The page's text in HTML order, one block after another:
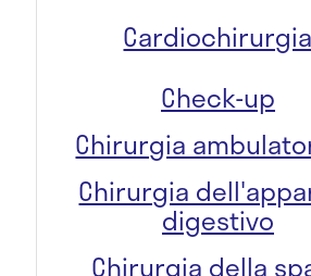
Cardiochirurgia
Check-up
Chirurgia
Chirurgia
digestivo
Chirurgia della